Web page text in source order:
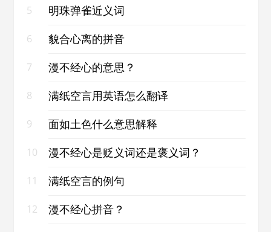
5 明珠弹雀近义词
6 貌合心离的拼音
7 漫不经心的意思？
8 满纸空言用英语怎么翻译
9 面如土色什么意思解释
10 漫不经心是贬义词还是褒义词？
11 满纸空言的例句
12 漫不经心拼音？